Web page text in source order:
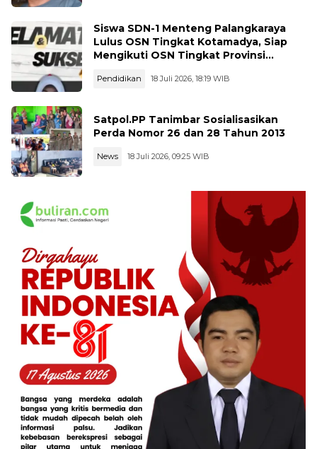
Siswa SDN-1 Menteng Palangkaraya
Lulus OSN Tingkat Kotamadya, Siap
Mengikuti OSN Tingkat Provinsi
Pendidikan 18 Juli 2026, 18:19 WIB
Satpol.PP Tanimbar Sosialisasikan
Perda Nomor 26 dan 28 Tahun 2013
News 18 Juli 2026, 09:25 WIB